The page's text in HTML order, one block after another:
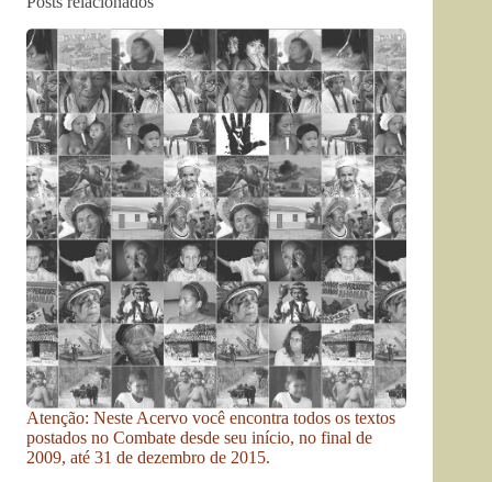
Atenção: Neste Acervo você encontra todos os textos
postados no Combate desde seu início, no final de
2009, até 31 de dezembro de 2015.